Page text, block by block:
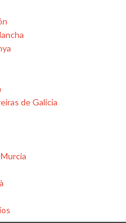
de Galicia